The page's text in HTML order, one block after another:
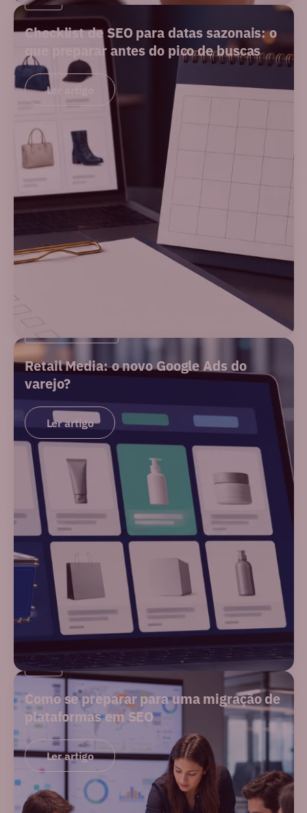
Checklist de SEO para datas sazonais: o
que preparar antes do pico de buscas
Ler artigo
Retail Media: o novo Google Ads do
varejo?
Ler artigo
SEO
Como se preparar para uma migração de
plataformas em SEO
Ler artigo